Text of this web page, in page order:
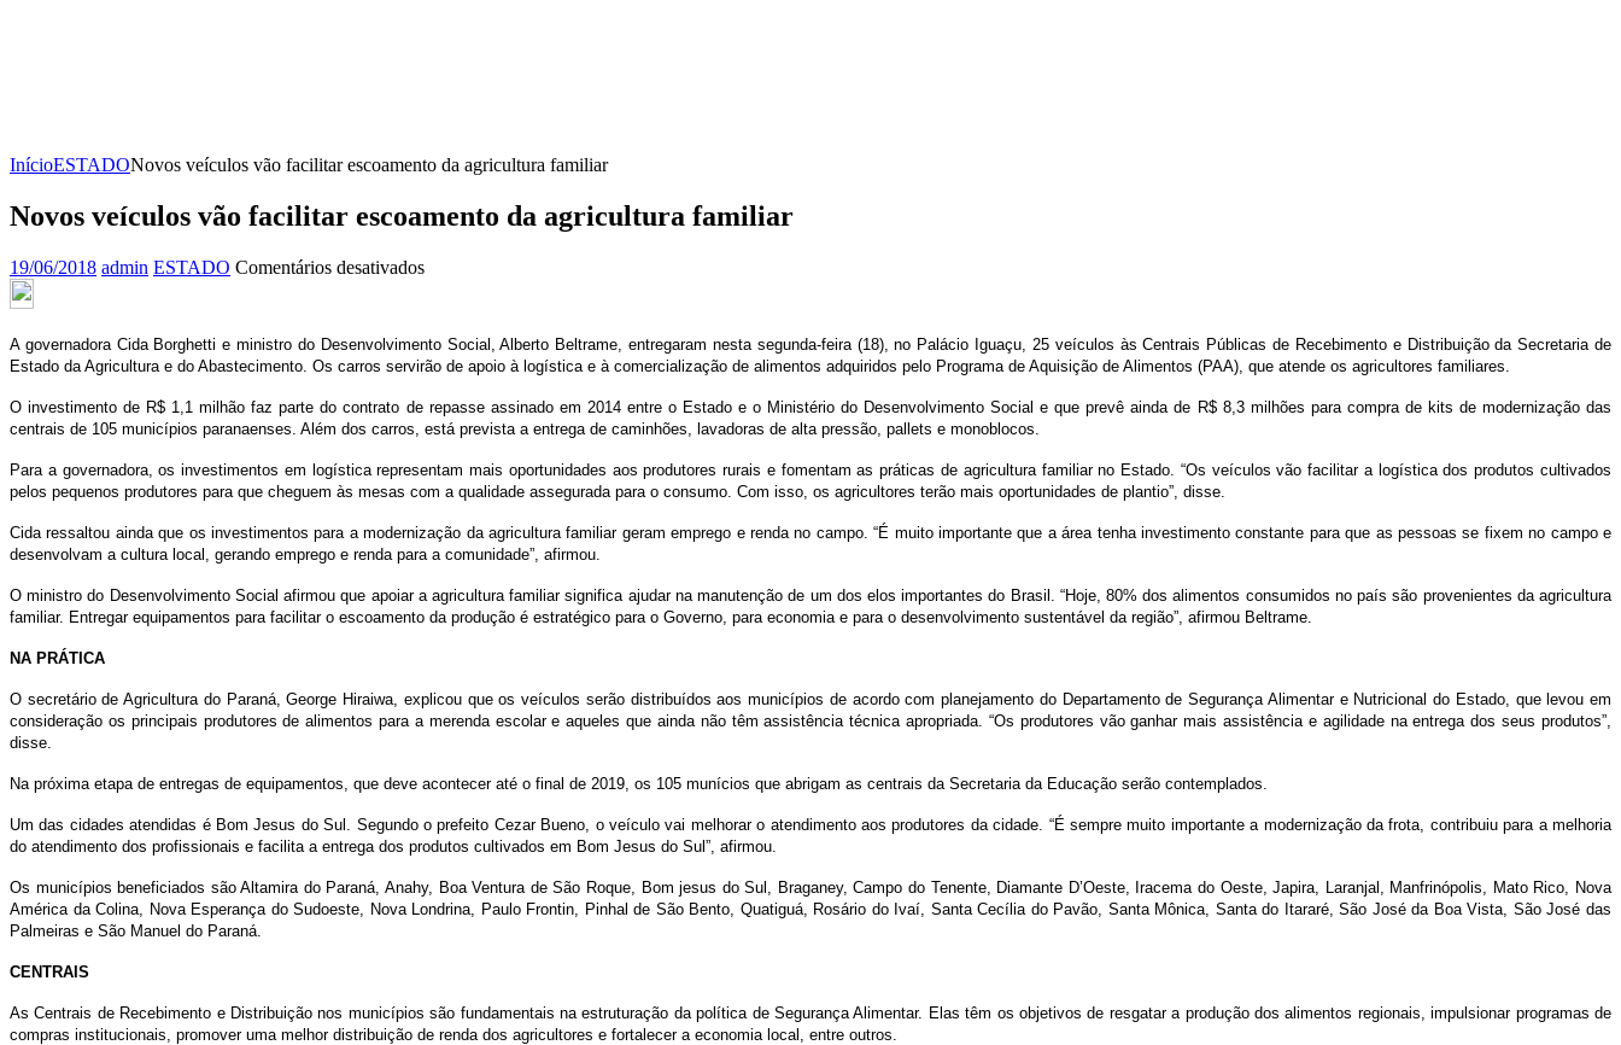
InícioESTADONovos veículos vão facilitar escoamento da agricultura familiar
Novos veículos vão facilitar escoamento da agricultura familiar
19/06/2018 admin ESTADO Comentários desativadosem
facilitar
escoamento
agricultura
familiar
A governadora Cida Borghetti e ministro do Desenvolvimento Social, Alberto Beltrame, entregaram nesta segunda-feira (18), no Palácio Iguaçu, 25 veículos às Centrais Públicas de Recebimento e Distribuição da Secretaria de
Estado da Agricultura e do Abastecimento. Os carros servirão de apoio à logística e à comercialização de alimentos adquiridos pelo Programa de Aquisição de Alimentos (PAA), que atende os agricultores familiares.
O investimento de R$ 1,1 milhão faz parte do contrato de repasse assinado em 2014 entre o Estado e o Ministério do Desenvolvimento Social e que prevê ainda de R$ 8,3 milhões para compra de kits de modernização das
centrais de 105 municípios paranaenses. Além dos carros, está prevista a entrega de caminhões, lavadoras de alta pressão, pallets e monoblocos.
Para a governadora, os investimentos em logística representam mais oportunidades aos produtores rurais e fomentam as práticas de agricultura familiar no Estado. “Os veículos vão facilitar a logística dos produtos cultivados
pelos pequenos produtores para que cheguem às mesas com a qualidade assegurada para o consumo. Com isso, os agricultores terão mais oportunidades de plantio”, disse.
Cida ressaltou ainda que os investimentos para a modernização da agricultura familiar geram emprego e renda no campo. “É muito importante que a área tenha investimento constante para que as pessoas se fixem no campo e
desenvolvam a cultura local, gerando emprego e renda para a comunidade”, afirmou.
O ministro do Desenvolvimento Social afirmou que apoiar a agricultura familiar significa ajudar na manutenção de um dos elos importantes do Brasil. “Hoje, 80% dos alimentos consumidos no país são provenientes da agricultura
familiar. Entregar equipamentos para facilitar o escoamento da produção é estratégico para o Governo, para economia e para o desenvolvimento sustentável da região”, afirmou Beltrame.
NA PRÁTICA
O secretário de Agricultura do Paraná, George Hiraiwa, explicou que os veículos serão distribuídos aos municípios de acordo com planejamento do Departamento de Segurança Alimentar e Nutricional do Estado, que levou em
consideração os principais produtores de alimentos para a merenda escolar e aqueles que ainda não têm assistência técnica apropriada. “Os produtores vão ganhar mais assistência e agilidade na entrega dos seus produtos”,
disse.
Na próxima etapa de entregas de equipamentos, que deve acontecer até o final de 2019, os 105 munícios que abrigam as centrais da Secretaria da Educação serão contemplados.
Um das cidades atendidas é Bom Jesus do Sul. Segundo o prefeito Cezar Bueno, o veículo vai melhorar o atendimento aos produtores da cidade. “É sempre muito importante a modernização da frota, contribuiu para a melhoria
do atendimento dos profissionais e facilita a entrega dos produtos cultivados em Bom Jesus do Sul”, afirmou.
Os municípios beneficiados são Altamira do Paraná, Anahy, Boa Ventura de São Roque, Bom jesus do Sul, Braganey, Campo do Tenente, Diamante D’Oeste, Iracema do Oeste, Japira, Laranjal, Manfrinópolis, Mato Rico, Nova
América da Colina, Nova Esperança do Sudoeste, Nova Londrina, Paulo Frontin, Pinhal de São Bento, Quatiguá, Rosário do Ivaí, Santa Cecília do Pavão, Santa Mônica, Santa do Itararé, São José da Boa Vista, São José das
Palmeiras e São Manuel do Paraná.
CENTRAIS
As Centrais de Recebimento e Distribuição nos municípios são fundamentais na estruturação da política de Segurança Alimentar. Elas têm os objetivos de resgatar a produção dos alimentos regionais, impulsionar programas de
compras institucionais, promover uma melhor distribuição de renda dos agricultores e fortalecer a economia local, entre outros.